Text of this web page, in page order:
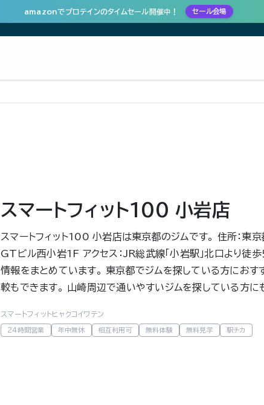
amazonでプロテインのタイムセール開催中！ セール会場
スマートフィット100 小岩店
スマートフィット100 小岩店は東京都のジムです。 住所：
GTビル西小岩1F アクセス：JR総武線「小岩駅」北口より徒
情報をまとめています。 東京都でジムを探している方におす
較もできます。 山崎周辺で通いやすいジムを探している方に
スマートフィットヒャクコイワテン
24時間営業 年中無休 相互利用可 無料体験 無料見学 駅チカ